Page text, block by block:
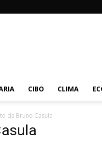
CIBO CLIMA
da Bruno Casula